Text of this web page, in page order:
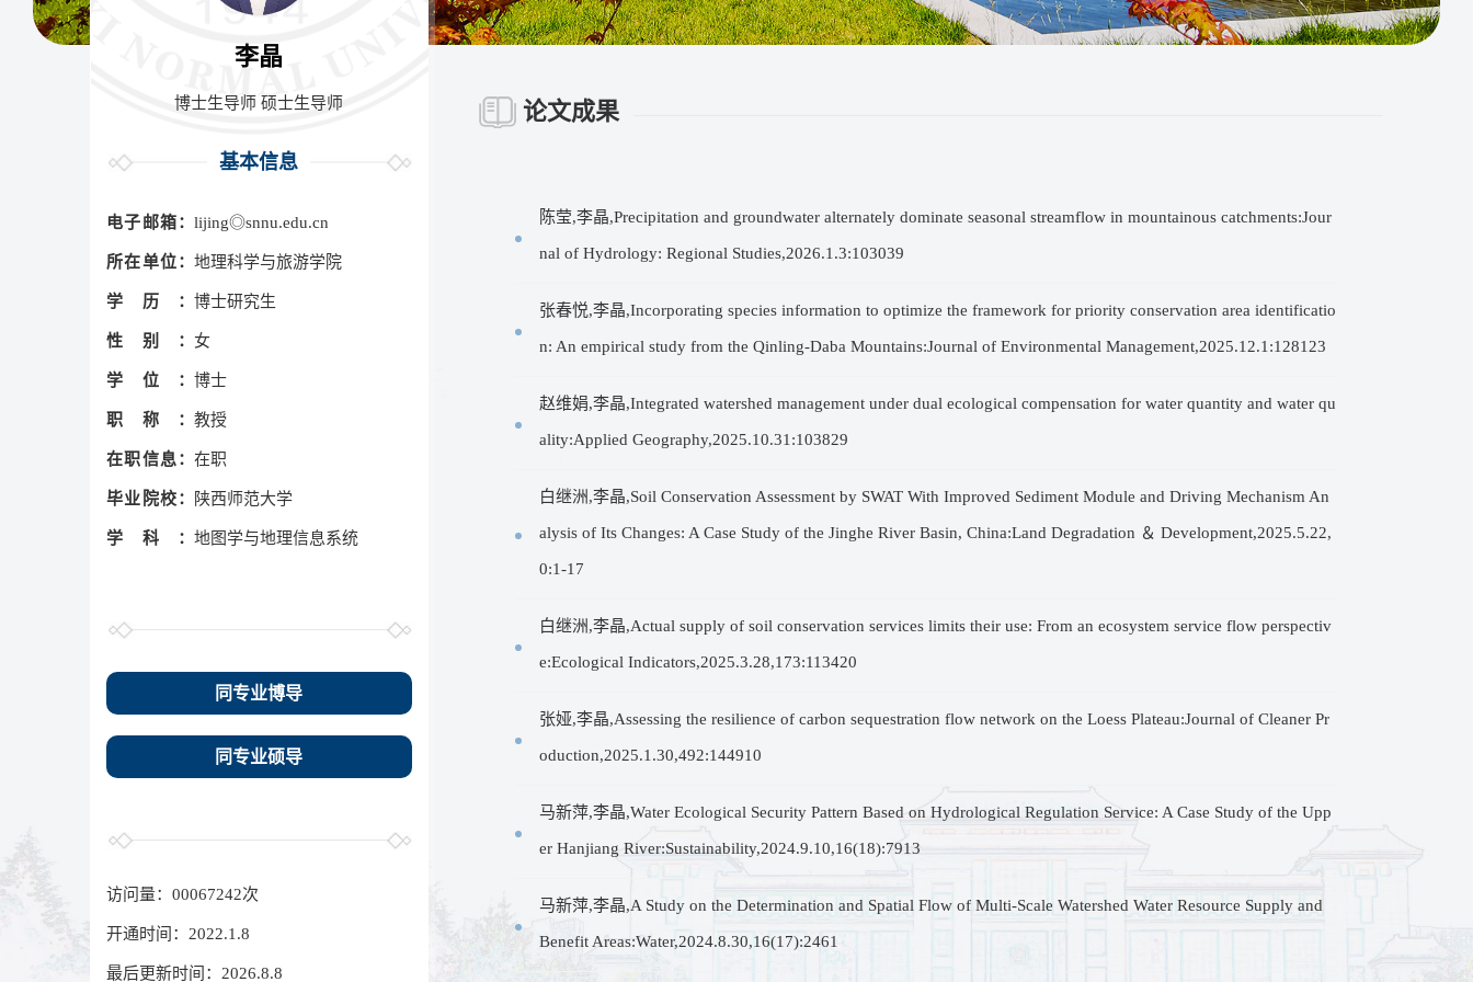
李晶
博士生导师 硕士生导师
基本信息
电子邮箱： lijing◎snnu.edu.cn
所在单位： 地理科学与旅游学院
学历： 博士研究生
性别： 女
学位： 博士
职称： 教授
在职信息： 在职
毕业院校： 陕西师范大学
学科： 地图学与地理信息系统
同专业博导
同专业硕导
访问量： 00067242次
开通时间： 2022.1 .8
最后更新时间： 2026.8.8
论文成果
陈莹,李晶,Precipitation and groundwater alternately dominate seasonal streamflow in mountainous catchments:Jour
nal of Hydrology: Regional Studies,2026.1.3:103039
张春悦,李晶,Incorporating species information to optimize the framework for priority conservation area identificatio
n: An empirical study from the Qinling-Daba Mountains:Journal of Environmental Management,2025.12.1:128123
赵维娟,李晶,Integrated watershed management under dual ecological compensation for water quantity and water qu
ality:Applied Geography,2025.10.31:103829
白继洲,李晶,Soil Conservation Assessment by SWAT With Improved Sediment Module and Driving Mechanism An
alysis of Its Changes: A Case Study of the Jinghe River Basin, China:Land Degradation ＆ Development,2025.5.22,
0:1-17
白继洲,李晶,Actual supply of soil conservation services limits their use: From an ecosystem service flow perspectiv
e:Ecological Indicators,2025.3.28,173:113420
张娅,李晶,Assessing the resilience of carbon sequestration flow network on the Loess Plateau:Journal of Cleaner Pr
oduction,2025.1.30,492:144910
马新萍,李晶,Water Ecological Security Pattern Based on Hydrological Regulation Service: A Case Study of the Upp
er Hanjiang River:Sustainability,2024.9.10,16(18):7913
马新萍,李晶,A Study on the Determination and Spatial Flow of Multi-Scale Watershed Water Resource Supply and
Benefit Areas:Water,2024.8.30,16(17):2461